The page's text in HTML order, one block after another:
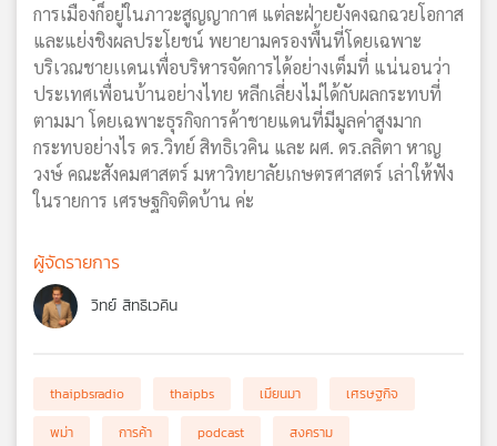
การเมืองก็อยู่ในภาวะสูญญากาศ แต่ละฝ่ายยังคงฉกฉวยโอกาส
และแย่งชิงผลประโยชน์ พยายามครองพื้นที่โดยเฉพาะ
บริเวณชายเเดนเพื่อบริหารจัดการได้อย่างเต็มที่ แน่นอนว่า
ประเทศเพื่อนบ้านอย่างไทย หลีกเลี่ยงไม่ได้กับผลกระทบที่
ตามมา โดยเฉพาะธุรกิจการค้าชายแดนที่มีมูลค่าสูงมาก
กระทบอย่างไร ดร.วิทย์ สิทธิเวคิน และ ผศ. ดร.ลลิตา หาญ
วงษ์ คณะสังคมศาสตร์ มหาวิทยาลัยเกษตรศาสตร์ เล่าให้ฟัง
ในรายการ เศรษฐกิจติดบ้าน ค่ะ
ผู้จัดรายการ
วิทย์ สิทธิเวคิน
thaipbsradio thaipbs เมียนมา
เศรษฐกิจ
พม่า
การค้า podcast
สงคราม